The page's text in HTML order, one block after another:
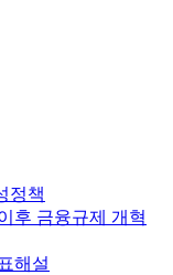
정책
후 금융규제 개혁
해설